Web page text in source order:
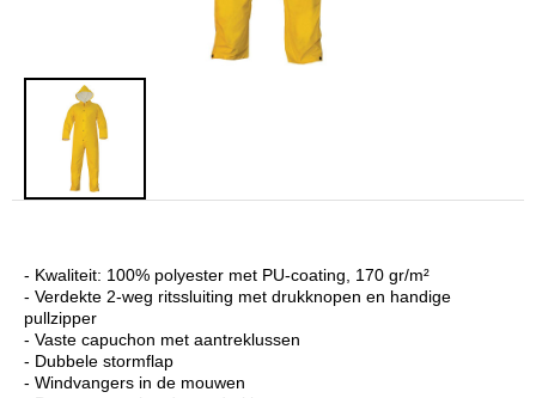
- Kwaliteit: 100% polyester met PU-coating, 170 gr/m²
- Verdekte 2-weg ritssluiting met drukknopen en handige
pullzipper
- Vaste capuchon met aantreklussen
- Dubbele stormflap
- Windvangers in de mouwen